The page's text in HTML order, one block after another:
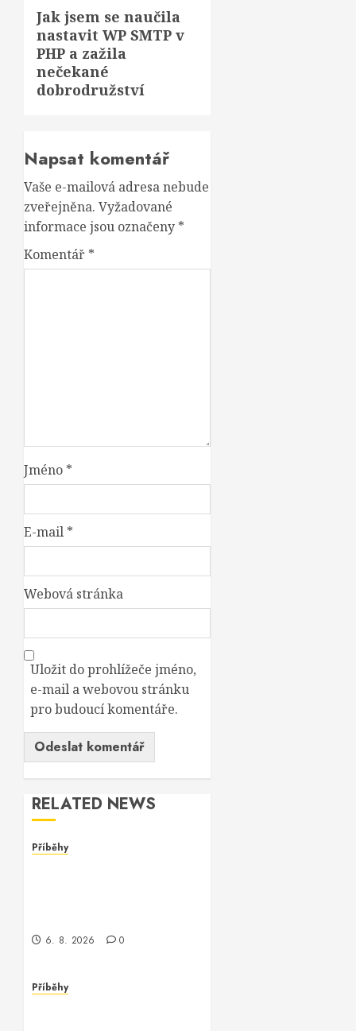
Next
post:
Jak jsem se naučila
nastavit WP SMTP v
PHP a zažila
nečekané
dobrodružství
Napsat komentář
Vaše e-mailová adresa nebude
zveřejněna. Vyžadované
informace jsou označeny *
Komentář *
Jméno *
E-mail *
Webová stránka
Uložit do prohlížeče jméno,
e-mail a webovou stránku
pro budoucí komentáře.
RELATED NEWS
Příběhy
6. 8. 2026 0
Příběhy